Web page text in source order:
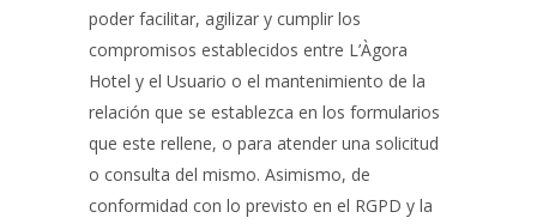
poder facilitar, agilizar y cumplir los
compromisos establecidos entre L’Àgora
Hotel y el Usuario o el mantenimiento de la
relación que se establezca en los formularios
que este rellene, o para atender una solicitud
o consulta del mismo. Asimismo, de
conformidad con lo previsto en el RGPD y la